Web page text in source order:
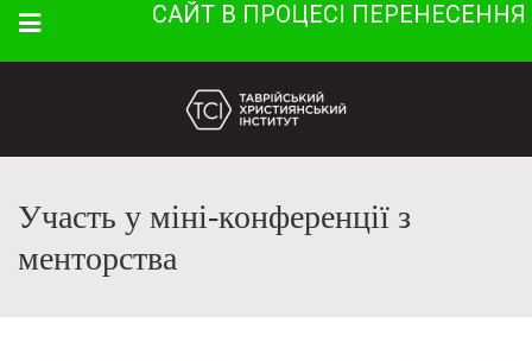
Menu САЙТ В ПРОЦЕСІ ПЕРЕНЕСЕННЯ
Участь у міні-конференції з
менторства